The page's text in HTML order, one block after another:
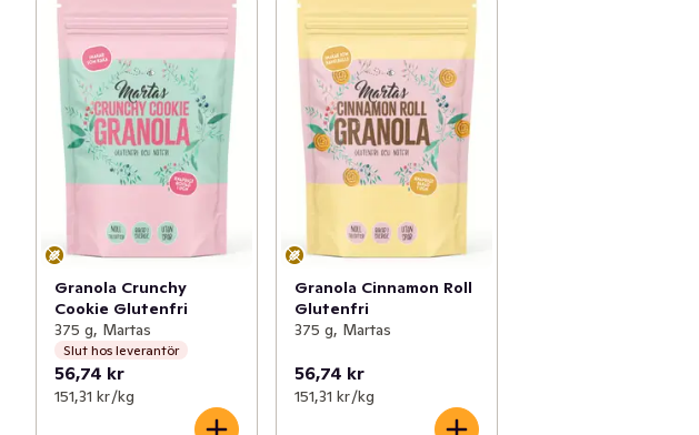
Granola Crunchy
Cookie Glutenfri
375 g, Martas
Slut hos leverantör
56,74 kr
151,31 kr /kg
Granola Cinnamon Roll
Glutenfri
375 g, Martas
56,74 kr
151,31 kr /kg